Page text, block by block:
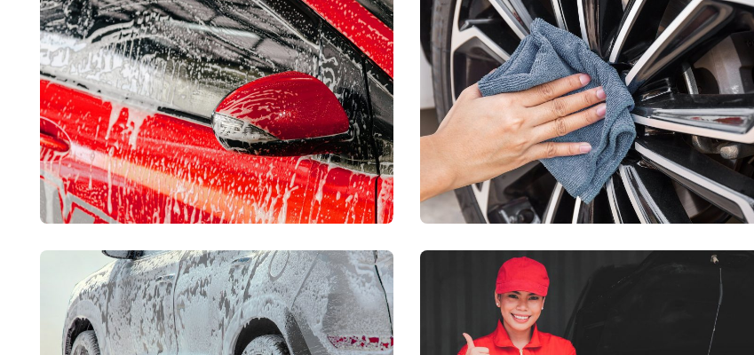
Fizikai és kémiai védelem
Matt védőfólia
Miért jó a sablonok
használata?
Mi az a sablon?
Teljesen átlátszó védelem
Látványos ragyogás
A kerámia bevonat olyan
mint a fólia?
Védőfólia autóra